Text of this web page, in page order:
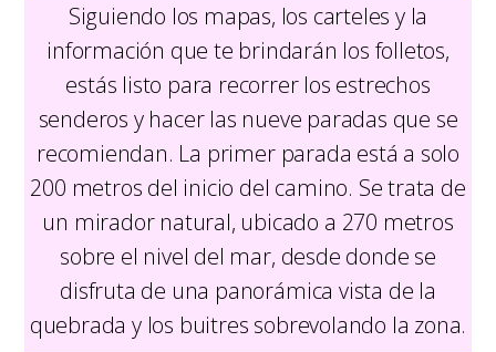
Siguiendo los mapas, los carteles y la
información que te brindarán los folletos,
estás listo para recorrer los estrechos
senderos y hacer las nueve paradas que se
recomiendan. La primer parada está a solo
200 metros del inicio del camino. Se trata de
un mirador natural, ubicado a 270 metros
sobre el nivel del mar, desde donde se
disfruta de una panorámica vista de la
quebrada y los buitres sobrevolando la zona.